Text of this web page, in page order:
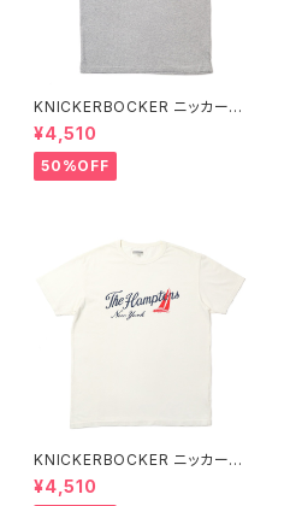
KNICKERBOCKER ニッカーボ
ッカー HEATHER GREY ハン
プトン Tシャツ
¥4,510
50%OFF
KNICKERBOCKER ニッカーボ
ッカー MILK ハンプトン Tシャ
ツ
¥4,510